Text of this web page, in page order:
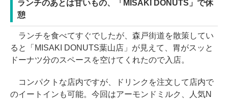
ランチのあとは甘いもの、「MISAKI DONUTS」で休
憩
ランチを食べてすぐでしたが、森戸街道を散策してい
ると「MISAKI DONUTS葉山店」が見えて、胃がスッと
ドーナツ分のスペースを空けてくれたので入店。
コンパクトな店内ですが、ドリンクを注文して店内で
のイートインも可能。今回はアーモンドミルク、人気N